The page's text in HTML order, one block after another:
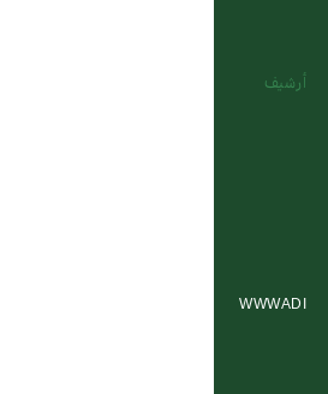
أرشيف
WWWADI